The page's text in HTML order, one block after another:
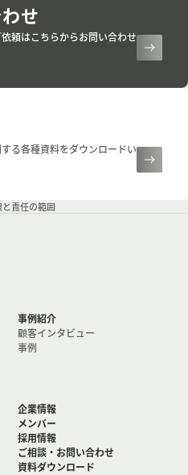
せ
頼はこちらからお問い合わせ
る各種資料をダウンロードい
責任の範囲
事例紹介
顧客インタビュー
事例
企業情報
メンバー
採用情報
ご相談・お問い合わせ
資料ダウンロード